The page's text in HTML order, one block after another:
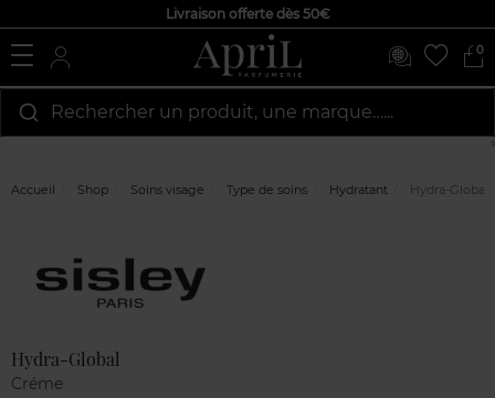
Livraison offerte dès 50€
0
Rechercher un produit, une marque…...
Accueil Shop Soins visage Type de soins Hydratant Hydra-Global
Hydra-Global
Créme